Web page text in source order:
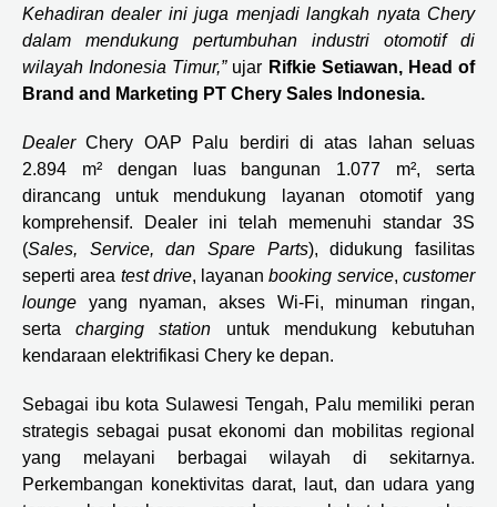
Kehadiran dealer ini juga menjadi langkah nyata Chery
dalam mendukung pertumbuhan industri otomotif di
wilayah Indonesia Timur,” ujar Rifkie Setiawan, Head of
Brand and Marketing PT Chery Sales Indonesia.
DealerChery OAP Palu berdiri di atas lahan seluas
2.894 m² dengan luas bangunan 1.077 m², serta
dirancang untuk mendukung layanan otomotif yang
komprehensif. Dealer ini telah memenuhi standar 3S
(Sales, Service, dan Spare Parts), didukung fasilitas
seperti area test drive, layananbooking service,customer
lounge yang nyaman, akses Wi-Fi, minuman ringan,
sertacharging station untuk mendukung kebutuhan
kendaraan elektrifikasi Chery ke depan.
Sebagai ibu kota Sulawesi Tengah, Palu memiliki peran
strategis sebagai pusat ekonomi dan mobilitas regional
yang melayani berbagai wilayah di sekitarnya.
Perkembangan konektivitas darat, laut, dan udara yang